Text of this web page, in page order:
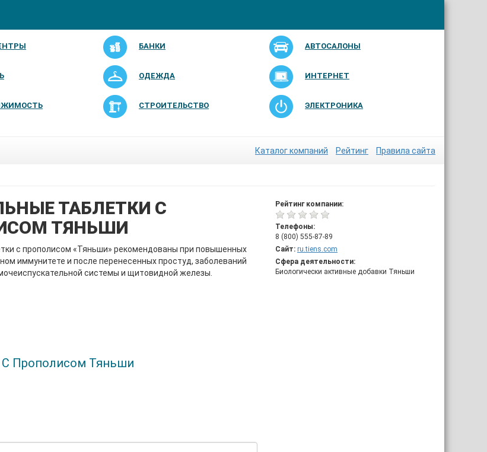
БАНКИ АВТОСАЛОНЫ
ОДЕЖДА ИНТЕРНЕТ
СТРОИТЕЛЬСТВО ЭЛЕКТРОНИКА
Каталог компаний Рейтинг Правила сайта
Рейтинг компании:
Телефоны:
8 (800) 555-87-89
Сайт: ru.tiens.com
Сфера деятельности:
Биологически активные добавки Тяньши
ТАБЛЕТКИ С
ТЯНЬШИ
с прополисом «Тяньши» рекомендованы при повышенных
иммунитете и после перенесенных простуд, заболеваний
системы и щитовидной железы.
С Прополисом Тяньши